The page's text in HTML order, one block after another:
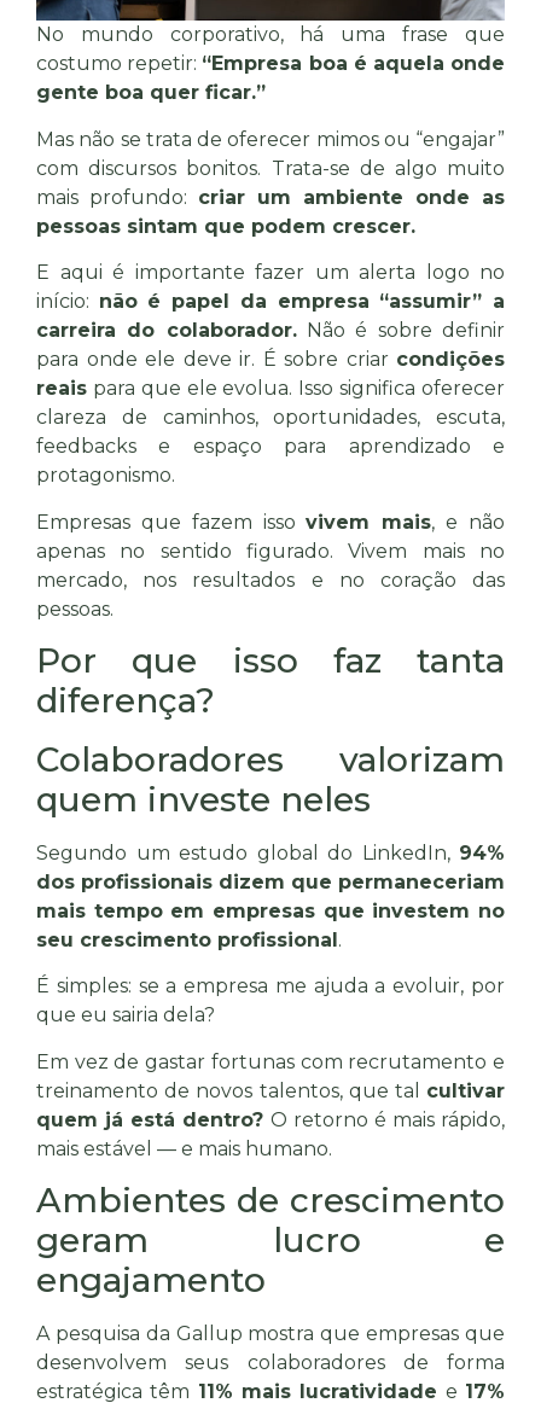
No mundo corporativo, há uma frase que
costumo repetir: “Empresa boa é aquela onde
gente boa quer ficar.”
Mas não se trata de oferecer mimos ou “engajar”
com discursos bonitos. Trata-se de algo muito
mais profundo: criar um ambiente onde as
pessoas sintam que podem crescer.
E aqui é importante fazer um alerta logo no
início: não é papel da empresa “assumir” a
carreira do colaborador.Não é sobre definir
para onde ele deve ir. É sobre criar condições
reais para que ele evolua. Isso significa oferecer
clareza de caminhos, oportunidades, escuta,
feedbacks e espaço para aprendizado e
protagonismo.
Empresas que fazem issovivem mais, e não
apenas no sentido figurado. Vivem mais no
mercado, nos resultados e no coração das
pessoas.
Por que isso faz tanta
diferença?
Colaboradores valorizam
quem investe neles
Segundo um estudo global do LinkedIn, 94%
dos profissionais dizem que permaneceriam
mais tempo em empresas que investem no
seu crescimento profissional.
É simples: se a empresa me ajuda a evoluir, por
que eu sairia dela?
Em vez de gastar fortunas com recrutamento e
treinamento de novos talentos, que tal cultivar
quem já está dentro? O retorno é mais rápido,
mais estável — e mais humano.
Ambientes de crescimento
geram lucro e
engajamento
A pesquisa da Gallup mostra que empresas que
desenvolvem seus colaboradores de forma
estratégica têm 11% mais lucratividade e 17%